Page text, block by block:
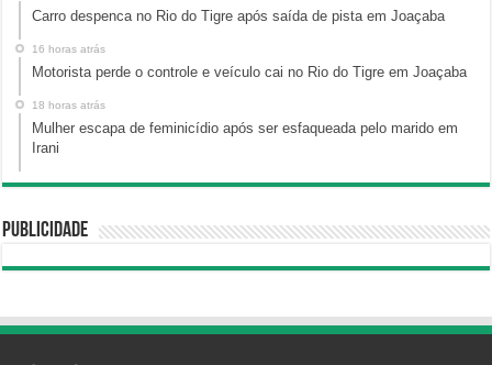
Carro despenca no Rio do Tigre após saída de pista em Joaçaba
16 horas atrás
Motorista perde o controle e veículo cai no Rio do Tigre em Joaçaba
18 horas atrás
Mulher escapa de feminicídio após ser esfaqueada pelo marido em
Irani
Publicidade